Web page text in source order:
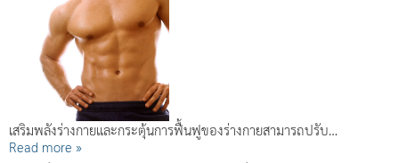
เสริมพลังร่างกายและกระตุ้นการฟื้นฟูของร่างกายสามารถปรับ…
Read more »